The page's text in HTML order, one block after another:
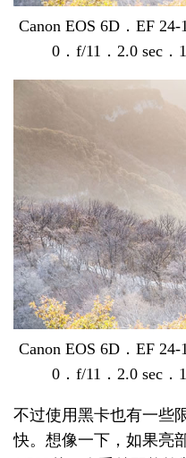
Canon EOS 6D．EF
0．f/11．2.0 sec
Canon EOS 6D．EF
0．f/11．2.0 sec
不过使用黑卡也有一些
快。想像一下，如果亮